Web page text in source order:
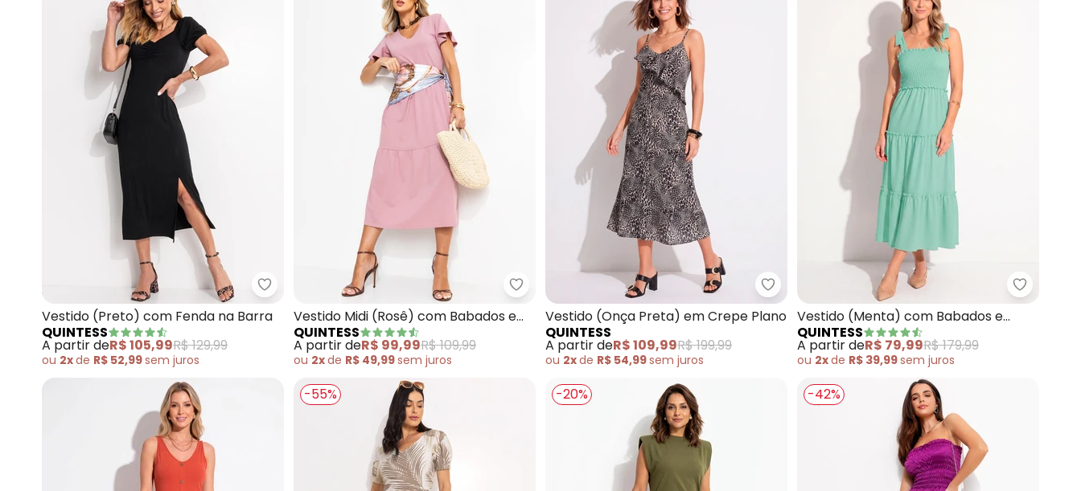
Quintess - Vestido (Preto) com Fenda na Barra
Vestido (Preto) com Fenda na Barra
QUINTESS
A partir deR$ 105,99R$ 129,99
ou 2xde R$ 52,99sem juros
Quintess - Vestido Midi (Rosê) com Babados e Mangas Amplas
Vestido Midi (Rosê) com Babados e
Mangas Amplas
QUINTESS
A partir deR$ 99,99R$ 109,99
ou 2xde R$ 49,99sem juros
Quintess - Vestido (Onça Preta) em Crepe Plano
Vestido (Onça Preta) em Crepe Plano
QUINTESS
A partir deR$ 109,99R$ 199,99
ou 2xde R$ 54,99sem juros
Quintess
Vestido (Menta) com Babados e
Alças para Amarrar
QUINTESS
A partir deR$ 79,99R$ 179,99
ou 2xde R$ 39,99sem juros
-55% -20% -42%